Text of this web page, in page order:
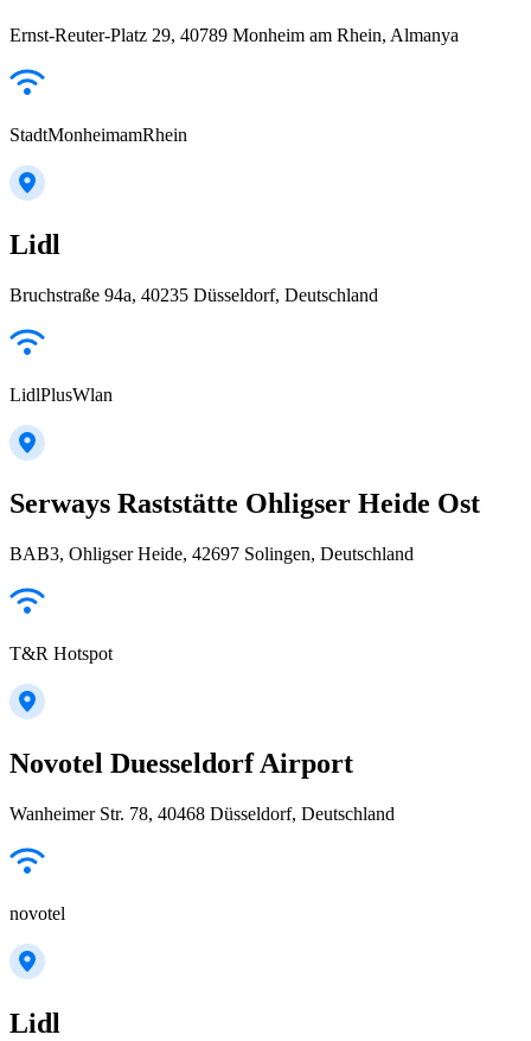
Ernst-Reuter-Platz 29, 40789 Monheim am Rhein, Almanya
StadtMonheimamRhein
Lidl
Bruchstraße 94a, 40235 Düsseldorf, Deutschland
LidlPlusWlan
Serways Raststätte Ohligser Heide Ost
BAB3, Ohligser Heide, 42697 Solingen, Deutschland
T&R Hotspot
Novotel Duesseldorf Airport
Wanheimer Str. 78, 40468 Düsseldorf, Deutschland
novotel
Lidl